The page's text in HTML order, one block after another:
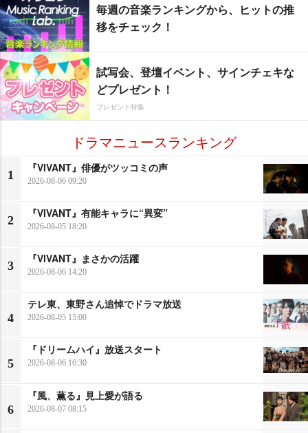
毎週の音楽ランキングから、ヒットの推
移をチェック！
試写会、登壇イベント、サインチェキな
どプレゼント！
プレゼント特集
ドラマニュースランキング
1
『VIVANT』俳優がツッコミの声
2026-08-06 09:20
2
『VIVANT』有能キャラに“異変”
2026-08-05 18:20
3
『VIVANT』まさかの活躍
2026-08-06 14:20
4
テレ東、東野さん追悼でドラマ放送
2026-08-05 15:00
5
『ドリームハイ』放送スタート
2026-08-06 16:30
6
『風、薫る』見上愛が語る
2026-08-07 08:15